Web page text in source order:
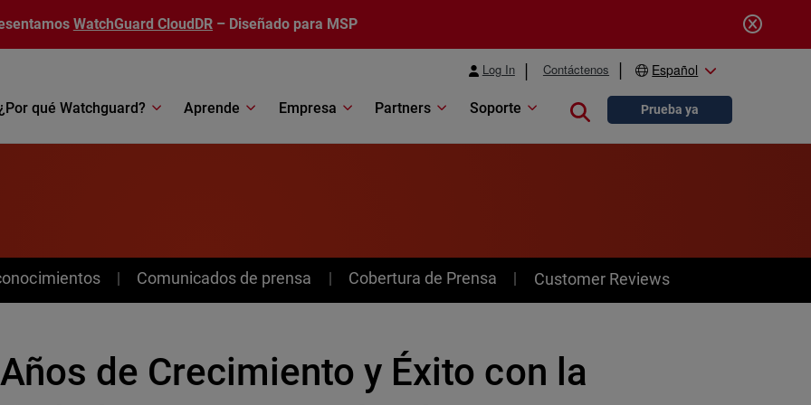
WatchGuard CloudDR – Diseñado para MSP
Log In Contáctenos Español
qué Watchguard? Aprende Empresa Partners Soporte Close searchPrueba ya
Comunicados de prensa Cobertura de Prensa Customer Reviews
de Crecimiento y Éxito con la